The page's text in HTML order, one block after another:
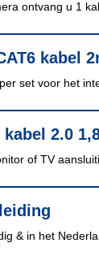
ontvang u 1
kabel
set voor het
kabel 2.0
of TV
& in het